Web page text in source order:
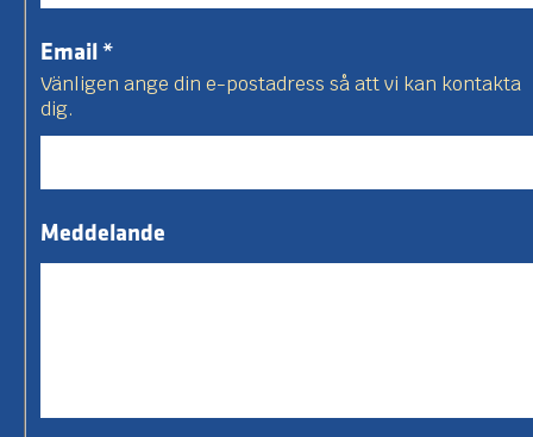
Email *
Vänligen ange din e-postadress så att vi kan kontakta
dig.
Meddelande